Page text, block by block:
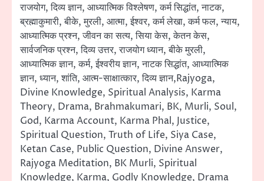
राजयोग, दिव्य ज्ञान, आध्यात्मिक विश्लेषण, कर्म सिद्धांत, नाटक,
ब्रह्माकुमारी, बीके, मुरली, आत्मा, ईश्वर, कर्म लेखा, कर्म फल, न्याय,
आध्यात्मिक प्रश्न, जीवन का सत्य, सिया केस, केतन केस,
सार्वजनिक प्रश्न, दिव्य उत्तर, राजयोग ध्यान, बीके मुरली,
आध्यात्मिक ज्ञान, कर्म, ईश्वरीय ज्ञान, नाटक सिद्धांत, आध्यात्मिक
ज्ञान, ध्यान, शांति, आत्म-साक्षात्कार, दिव्य ज्ञान,Rajyoga,
Divine Knowledge, Spiritual Analysis, Karma
Theory, Drama, Brahmakumari, BK, Murli, Soul,
God, Karma Account, Karma Phal, Justice,
Spiritual Question, Truth of Life, Siya Case,
Ketan Case, Public Question, Divine Answer,
Rajyoga Meditation, BK Murli, Spiritual
Knowledge, Karma, Godly Knowledge, Drama